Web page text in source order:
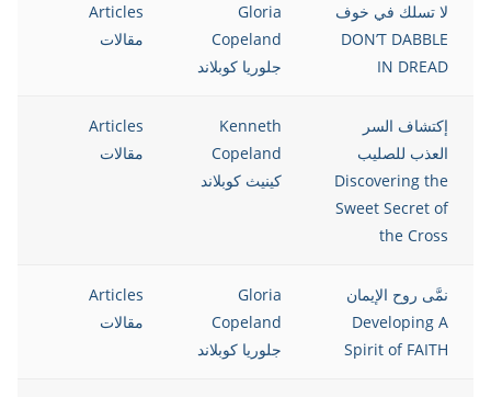
لا تسلك في خوف
DON’T DABBLE
IN DREAD
Gloria
Copeland
جلوريا كوبلاند
Articles
مقالات
إكتشاف السر
العذب للصليب
Discovering the
Sweet Secret of
the Cross
Kenneth
Copeland
كينيث كوبلاند
Articles
مقالات
نمَّى روح الإيمان
Developing A
Spirit of FAITH
Gloria
Copeland
جلوريا كوبلاند
Articles
مقالات